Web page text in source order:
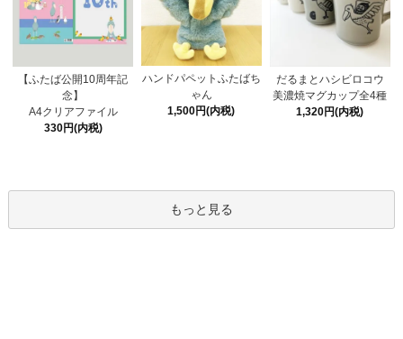
【ふたば公開10周年記
念】
A4クリアファイル
330円(内税)
ハンドパペットふたばち
ゃん
1,500円(内税)
だるまとハシビロコウ
美濃焼マグカップ全4種
1,320円(内税)
もっと見る